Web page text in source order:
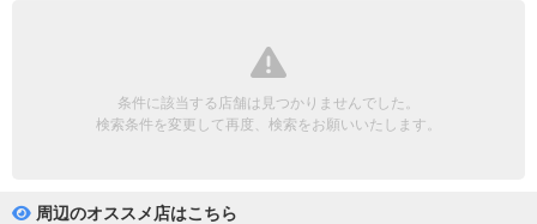
団体様歓迎
ペアルームあり
条件に該当する店舗は見つかりませんでした。
検索条件を変更して再度、検索をお願いいたします。
周辺のオススメ店はこちら